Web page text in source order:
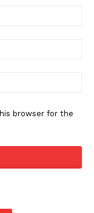
browser for the